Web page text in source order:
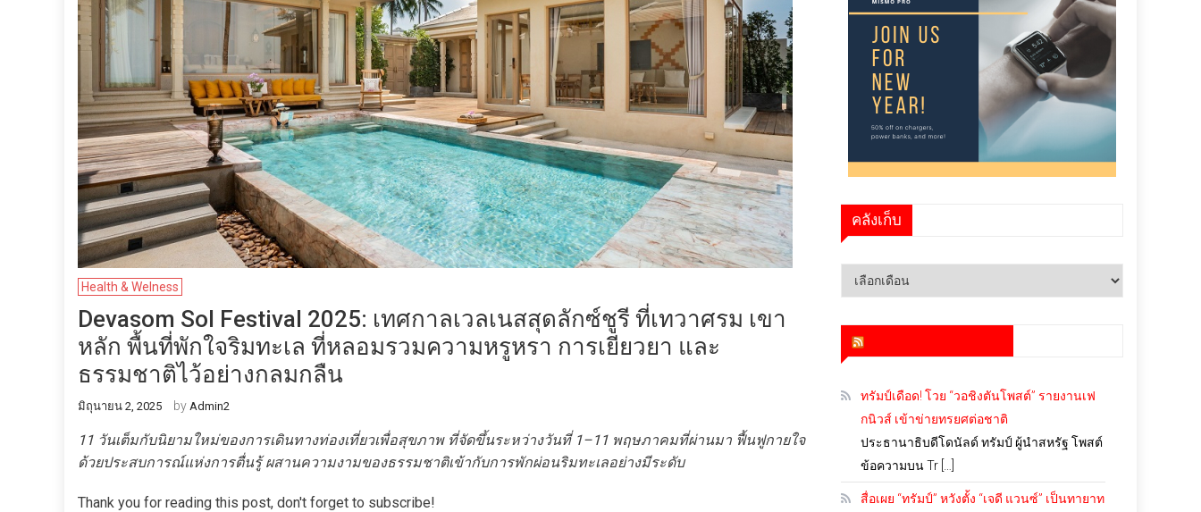
Health & Welness
Devasom Sol Festival 2025: เทศกาลเวลเนสสุดลักซ์ชูรี ที่เทวาศรม เขา
หลัก พื้นที่พักใจริมทะเล ที่หลอมรวมความหรูหรา การเยียวยา และ
ธรรมชาติไว้อย่างกลมกลืน
มิถุนายน 2, 2025 by Admin2
11 วันเต็มกับนิยามใหม่ของการเดินทางท่องเที่ยวเพื่อสุขภาพ ที่จัดขึ้นระหว่างวันที่ 1–11 พฤษภาคมที่ผ่านมา ฟื้นฟูกายใจ
ด้วยประสบการณ์แห่งการตื่นรู้ ผสานความงามของธรรมชาติเข้ากับการพักผ่อนริมทะเลอย่างมีระดับ
Thank you for reading this post, don't forget to subscribe!
คลังเก็บ
คลัง
ทรัมป์เดือด! โวย “วอชิงตันโพสต์” รายงานเฟ
กนิวส์ เข้าข่ายทรยศต่อชาติ
ประธานาธิบดีโดนัลด์ ทรัมป์ ผู้นำสหรัฐ โพสต์
ข้อความบน Tr […]
สื่อเผย “ทรัมป์” หวังตั้ง “เจดี แวนซ์” เป็นทายาท